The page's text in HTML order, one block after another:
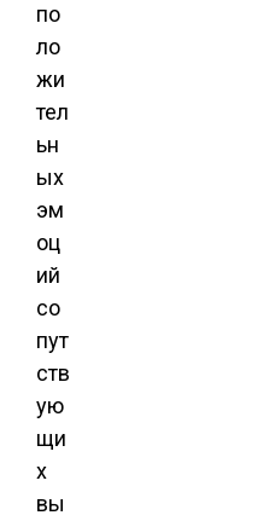
по
ло
жи
тел
ьн
ых
эм
оц
ий
со
пут
ств
ую
щи
х
вы